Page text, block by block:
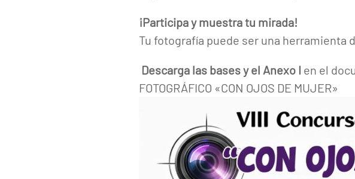
¡Participa y muestra tu mirada!
Tu fotografía puede ser una herramienta
Descarga las bases y el Anexo I en el
FOTOGRÁFICO «CON OJOS DE MUJER»